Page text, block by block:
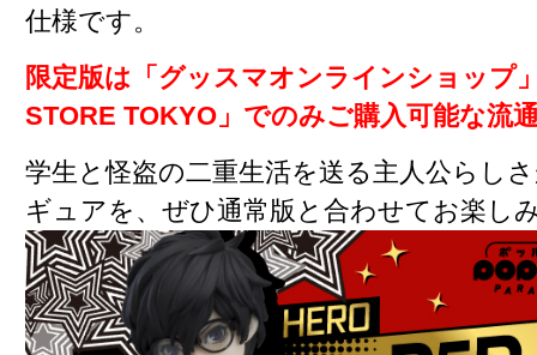
仕様です。
限定版は「グッスマオンラインショップ
STORE TOKYO」でのみご購入可能な流
学生と怪盗の二重生活を送る主人公らし
ギュアを、ぜひ通常版と合わせてお楽し